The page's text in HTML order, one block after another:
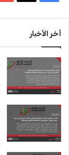
س
و
ك
أخر الأخبار